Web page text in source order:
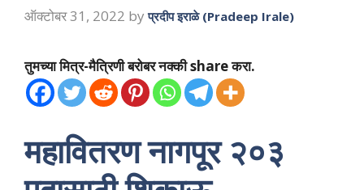
ऑक्टोबर 31, 2022 byप्रदीप इराळे (Pradeep Irale)
तुमच्या मित्र-मैत्रिणी बरोबर नक्की share करा.
महावितरण नागपूर २०३